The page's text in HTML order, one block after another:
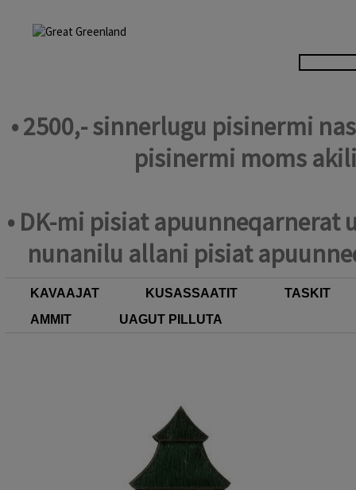
• 2500,- sinnerlugu pisinermi
pisinermi moms
• DK-mi pisiat
nunanilu allani pisiat
KAVAAJAT KUSASSAATIT
TASKIT
AMMIT
UAGUT PILLUTA